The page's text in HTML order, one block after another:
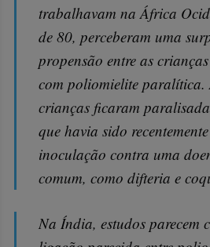
trabalhavam na África
de 80, perceberam uma
propensão entre as
com poliomielite paralítica.
crianças ficaram
que havia sido
inoculação contra uma
comum, como difteria e
Na Índia, estudos parecem